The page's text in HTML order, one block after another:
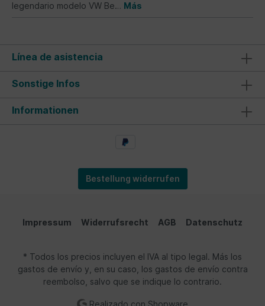
legendario modelo VW Be… Más
Línea de asistencia
Sonstige Infos
Informationen
Bestellung widerrufen
Impressum Widerrufsrecht AGB Datenschutz
* Todos los precios incluyen el IVA al tipo legal. Más los
gastos de envío y, en su caso, los gastos de envío contra
reembolso, salvo que se indique lo contrario.
Realizado con Shopware